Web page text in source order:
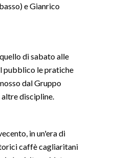
e Gianrico
di sabato alle
pubblico le pratiche
dal Gruppo
discipline.
in un'era di
caffè cagliaritani